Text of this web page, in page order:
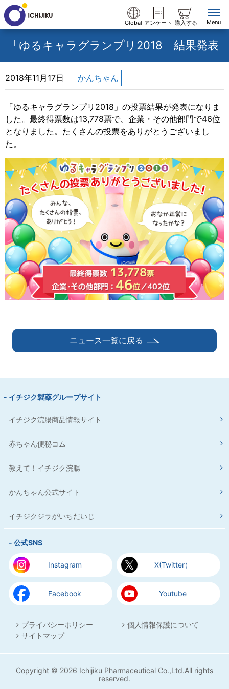
Global アンケート 購入する Menu
「ゆるキャラグランプリ2018」結果発表
2018年11月17日 かんちゃん
「ゆるキャラグランプリ2018」の投票結果が発表になりま
した。最終得票数は13,778票で、企業・その他部門で46位
となりました。たくさんの投票をありがとうございまし
た。
ニュース一覧に戻る
- イチジク製薬グループサイト
イチジク浣腸商品情報サイト
赤ちゃん便秘コム
教えて！イチジク浣腸
かんちゃん公式サイト
イチジクジラがいちだいじ
- 公式SNS
Instagram X(Twitter）
Facebook Youtube
プライバシーポリシー
個人情報保護について
サイトマップ
Copyright © 2026 Ichijiku Pharmaceutical Co.,Ltd.All rights
reserved.